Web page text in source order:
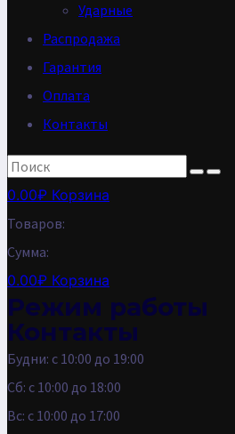
Ударные
Распродажа
Гарантия
Оплата
Контакты
0.00₽ Корзина
Товаров:
Сумма:
0.00₽ Корзина
Режим работы
Контакты
Будни: с 10:00 до 19:00
Сб: с 10:00 до 18:00
Вс: с 10:00 до 17:00